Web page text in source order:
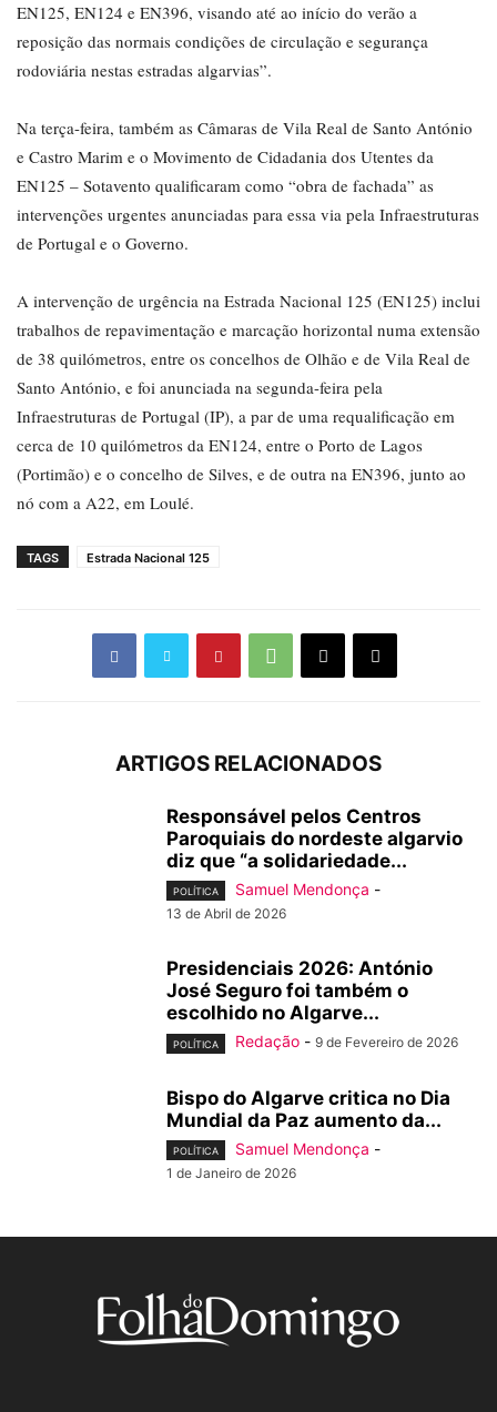
EN125, EN124 e EN396, visando até ao início do verão a
reposição das normais condições de circulação e segurança
rodoviária nestas estradas algarvias”.
Na terça-feira, também as Câmaras de Vila Real de Santo António
e Castro Marim e o Movimento de Cidadania dos Utentes da
EN125 – Sotavento qualificaram como “obra de fachada” as
intervenções urgentes anunciadas para essa via pela Infraestruturas
de Portugal e o Governo.
A intervenção de urgência na Estrada Nacional 125 (EN125) inclui
trabalhos de repavimentação e marcação horizontal numa extensão
de 38 quilómetros, entre os concelhos de Olhão e de Vila Real de
Santo António, e foi anunciada na segunda-feira pela
Infraestruturas de Portugal (IP), a par de uma requalificação em
cerca de 10 quilómetros da EN124, entre o Porto de Lagos
(Portimão) e o concelho de Silves, e de outra na EN396, junto ao
nó com a A22, em Loulé.
TAGS Estrada Nacional 125
ARTIGOS RELACIONADOS
Responsável pelos Centros
Paroquiais do nordeste algarvio
diz que “a solidariedade...
POLÍTICA Samuel Mendonça -
13 de Abril de 2026
Presidenciais 2026: António
José Seguro foi também o
escolhido no Algarve...
POLÍTICA Redação - 9 de Fevereiro de 2026
Bispo do Algarve critica no Dia
Mundial da Paz aumento da...
POLÍTICA Samuel Mendonça -
1 de Janeiro de 2026